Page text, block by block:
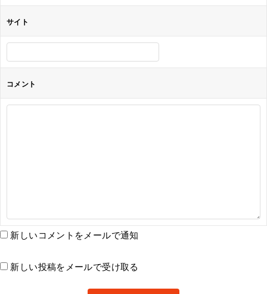
サイト
コメント
新しいコメントをメールで通知
新しい投稿をメールで受け取る